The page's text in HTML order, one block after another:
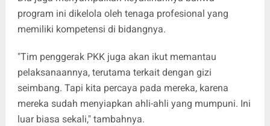
program ini dikelola oleh tenaga profesional yang
memiliki kompetensi di bidangnya.
"Tim penggerak PKK juga akan ikut memantau
pelaksanaannya, terutama terkait dengan gizi
seimbang. Tapi kita percaya pada mereka, karena
mereka sudah menyiapkan ahli-ahli yang mumpuni. Ini
luar biasa sekali," tambahnya.